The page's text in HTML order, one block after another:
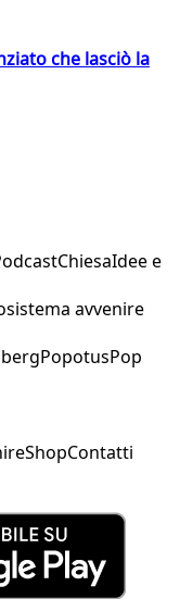
che lasciò la
ChiesaIdee e
avvenire
PopotusPop
ShopContatti